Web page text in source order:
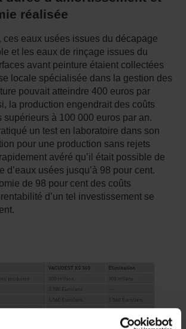
réalisée
ces eaux usées issues du décapage
et les eaux de rinçage issues du
avant peinture étaient collectées
locale spécialisée dans la gestion des
pouvait atteindre 400 euros par
la production engendrait des coûts
supérieurs à 100 000 euros par an.
un test en laboratoire dans son
pour une production sans rejets
avéré qu’il était possible de
d’eaux usées jusqu’à 98 pour cent.
de 98 pour cent des coûts
d’un tel investissement se